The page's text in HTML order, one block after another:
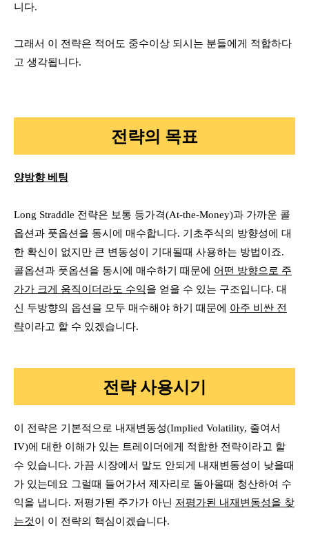
니다.
그래서 이 전략은 적어도 중수이상 되시는 분들에게 적합하다
고 생각됩니다.
전략의 목표
양방향 베팅
Long Straddle 전략은 보통 등가격(At-the-Money)과 가까운 콜
옵션과 풋옵션을 동시에 매수합니다. 기초주식의 방향성에 대
한 확신이 없지만 큰 변동성이 기대될때 사용하는 방법이죠.
콜옵션과 풋옵션을 동시에 매수하기 때문에 어떤 방향으로 주
가가 크게 움직이더라도 수익을 얻을 수 있는 구조입니다. 대
신 두방향의 옵션을 모두 매수해야 하기 때문에 아주 비싼 전
략이라고 할 수 있겠습니다.
전략 사용시기
이 전략은 기본적으로 내재변동성(Implied Volatility, 줄여서
IV)에 대한 이해가 있는 트레이더에게 적합한 전략이라고 할
수 있습니다. 가끔 시장에서 말도 안되게 내재변동성이 낮을때
가 있는데요 그럴때 들어가서 제자리로 돌아올때 청산하여 수
익을 냅니다. 저평가된 주가가 아닌 저평가된 내재변동성을 찾
는것이 이 전략의 핵심이겠습니다.